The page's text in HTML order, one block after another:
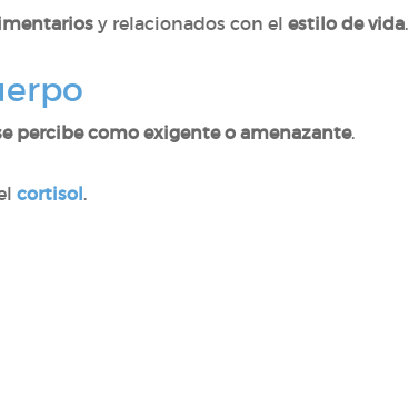
y relacionados con el estilo de vida.
percibe como exigente o amenazante.
cortisol.